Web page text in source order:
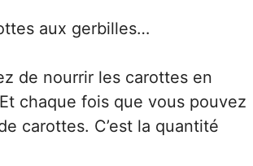
aux gerbilles…
de nourrir les carottes en
chaque fois que vous pouvez
carottes. C’est la quantité